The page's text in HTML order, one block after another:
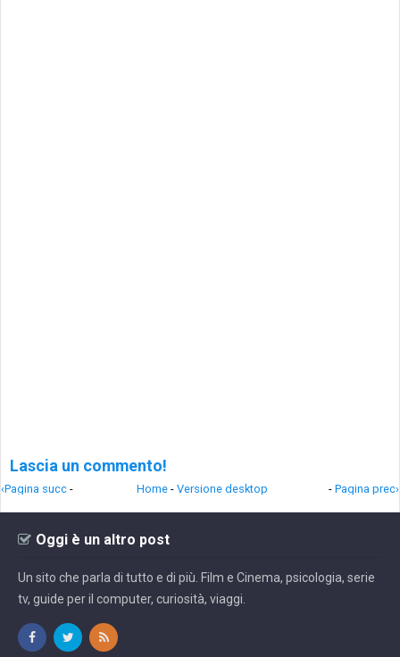
Lascia un commento!
‹Pagina succ - - Pagina prec›
Home - Versione desktop
Oggi è un altro post
Un sito che parla di tutto e di più. Film e Cinema, psicologia, serie
tv, guide per il computer, curiosità, viaggi.